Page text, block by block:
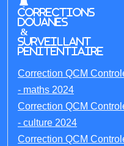
Corrections
Douanes
&
Surveillant
penitentiaire
Correction QCM
- maths 2024
Correction QCM
- culture 2024
Correction QCM